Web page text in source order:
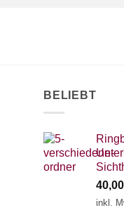
BELIEBT
40,00
inkl.